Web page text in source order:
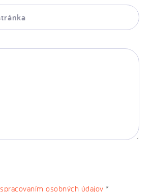
spracovaním osobných údajov *